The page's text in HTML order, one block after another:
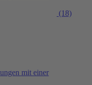
(18)
mit einer